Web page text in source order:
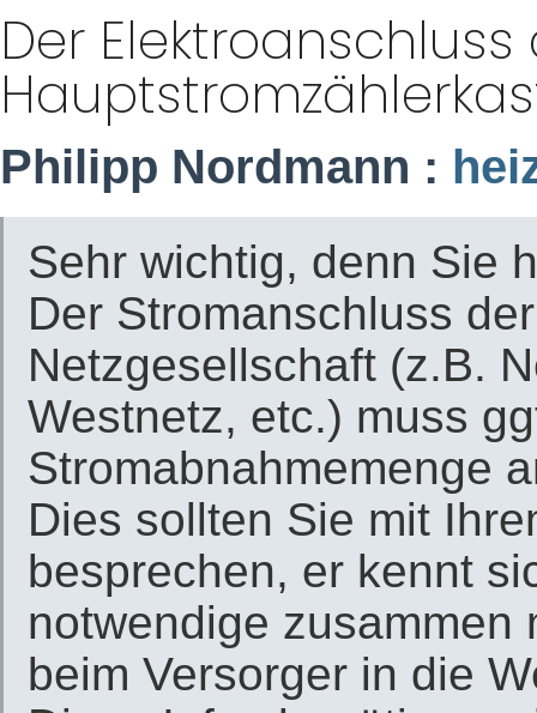
Der
Philipp Nordmann :
Sehr wichtig, denn Sie
Der Stromanschluss
Netzgesellschaft (z.B.
Westnetz, etc.) muss
Stromabnahmemenge
Dies sollten Sie mit
besprechen, er kennt
notwendige zusammen
beim Versorger in die